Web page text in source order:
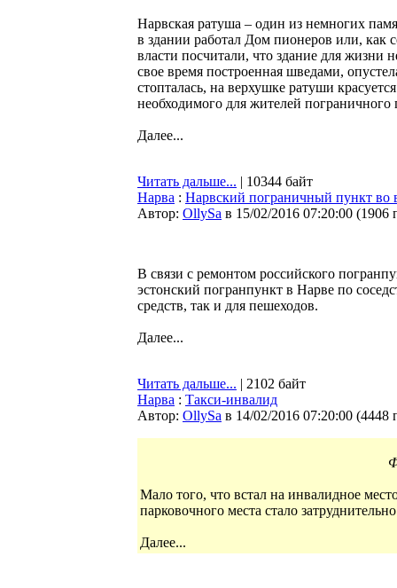
Нарвская ратуша – один из немногих
в здании работал Дом пионеров или, как
власти посчитали, что здание для жизни
свое время построенная шведами,
стопталась, на верхушке ратуши
необходимого для жителей пограничного
Далее...
Читать дальше... | 10344 байт
Нарва : Нарвский пограничный пункт во
Автор: OllySa в 15/02/2016 07:20:00 (1906
В связи с ремонтом российского
эстонский погранпункт в Нарве по
средств, так и для пешеходов.
Далее...
Читать дальше... | 2102 байт
Нарва : Такси-инвалид
Автор: OllySa в 14/02/2016 07:20:00 (4448
Мало того, что встал на инвалидное
парковочного места стало
Далее...